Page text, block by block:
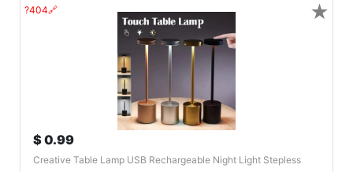
🔗404?
0.99 $
Creative Table Lamp USB Rechargeable Night Light Stepless
★